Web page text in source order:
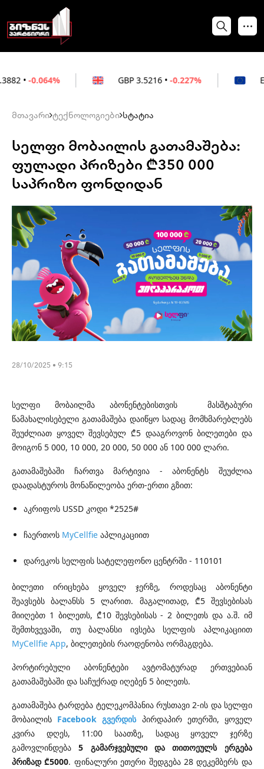
3.5216 • -0.227% 3.0212 •
მთავარი ტექნოლოგიები სტატია
სელფი მობაილის გათამაშება:
ფულადი პრიზები ₾350 000
საპრიზო ფონდიდან
28/10/2025 • 9:15
სელფი მობაილმა აბონენტებისთვის მასშტაბური
წამახალისებელი გათამაშება დაიწყო სადაც მომხმარებლებს
შეუძლიათ ყოველ შევსებულ ₾5 დააგროვონ ბილეთები და
მოიგონ 5 000, 10 000, 20 000, 50 000 ან 100 000 ლარი.
გათამაშებაში ჩართვა მარტივია - აბონენტს შეუძლია
დაადასტუროს მონაწილეობა ერთ-ერთი გზით:
აკრიფოს USSD კოდი *2525#
ჩაერთოს MyCellfie აპლიკაციით
დარეკოს სელფის სატელეფონო ცენტრში - 110101
ბილეთი ირიცხება ყოველ ჯერზე, როდესაც აბონენტი
შეავსებს ბალანსს 5 ლარით. მაგალითად, ₾5 შევსებისას
მიიღებთ 1 ბილეთს, ₾10 შევსებისას - 2 ბილეთს და ა.შ. იმ
შემთხვევაში, თუ ბალანსი ივსება სელფის აპლიკაციით
MyCellfie App, ბილეთების რაოდენობა ორმაგდება.
პორტირებული აბონენტები ავტომატურად ერთვებიან
გათამაშებაში და საჩუქრად იღებენ 5 ბილეთს.
გათამაშება ტარდება ტელეკომპანია რუსთავი 2-ის და სელფი
მობაილის Facebook გვერდის პირდაპირ ეთერში, ყოველ
კვირა დღეს, 11:00 საათზე, სადაც ყოველ ჯერზე
გამოვლინდება5 გამარჯვებული და თითოეულს ერგება
პრიზად ₾5000. ფინალური ეთერი შედგება 28 დეკემბერს და